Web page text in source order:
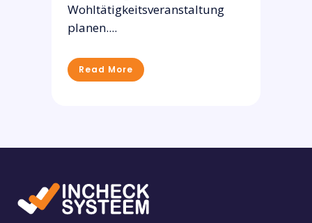
Wohltätigkeitsveranstaltung
planen....
Read More